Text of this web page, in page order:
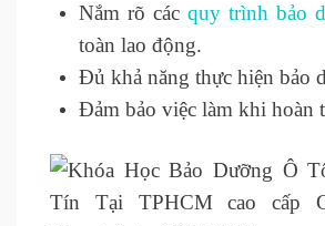
Nắm rõ các quy trình bảo
toàn lao động.
Đủ khả năng thực hiện bảo
Đảm bảo việc làm khi hoàn